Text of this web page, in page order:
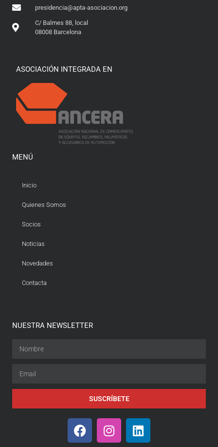
presidencia@apta-asociacion.org
C/ Balmes 88, local
08008 Barcelona
ASOCIACIÓN INTEGRADA EN
MENÚ
Inicio
Quienes Somos
Socios
Noticias
Novedades
Contacta
NUESTRA NEWSLETTER
SUSCRÍBETE